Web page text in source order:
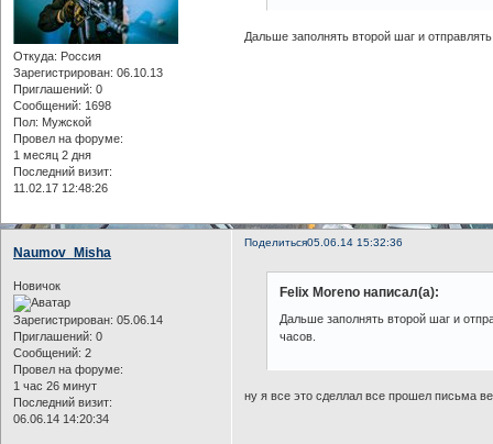
Откуда: Россия
Зарегистрирован: 06.10.13
Приглашений: 0
Сообщений: 1698
Пол: Мужской
Провел на форуме:
1 месяц 2 дня
Последний визит:
11.02.17 12:48:26
Дальше заполнять второй шаг и
Поделиться05.06.14 15:32:36
Naumov_Misha
Новичок
Зарегистрирован: 05.06.14
Приглашений: 0
Сообщений: 2
Провел на форуме:
1 час 26 минут
Последний визит:
06.06.14 14:20:34
Felix Moreno написал(а):
Дальше заполнять второй шаг и
часов.
ну я все это сделлал все прошел письма